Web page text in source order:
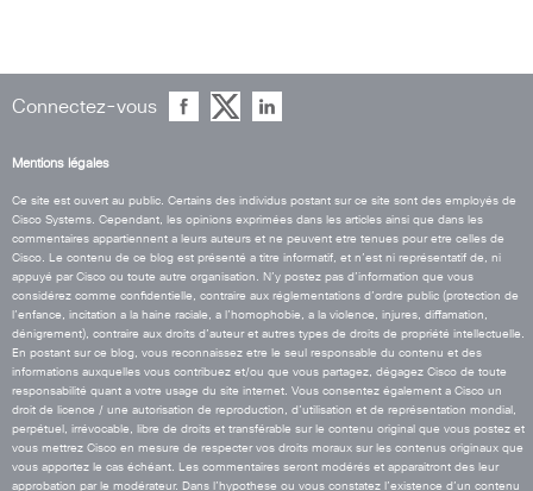
Connectez-vous
Mentions légales
Ce site est ouvert au public. Certains des individus postant sur ce site sont des employés de
Cisco Systems. Cependant, les opinions exprimées dans les articles ainsi que dans les
commentaires appartiennent a leurs auteurs et ne peuvent etre tenues pour etre celles de
Cisco. Le contenu de ce blog est présenté a titre informatif, et n’est ni représentatif de, ni
appuyé par Cisco ou toute autre organisation. N’y postez pas d’information que vous
considérez comme confidentielle, contraire aux réglementations d’ordre public (protection de
l’enfance, incitation a la haine raciale, a l’homophobie, a la violence, injures, diffamation,
dénigrement), contraire aux droits d’auteur et autres types de droits de propriété intellectuelle.
En postant sur ce blog, vous reconnaissez etre le seul responsable du contenu et des
informations auxquelles vous contribuez et/ou que vous partagez, dégagez Cisco de toute
responsabilité quant a votre usage du site internet. Vous consentez également a Cisco un
droit de licence / une autorisation de reproduction, d’utilisation et de représentation mondial,
perpétuel, irrévocable, libre de droits et transférable sur le contenu original que vous postez et
vous mettrez Cisco en mesure de respecter vos droits moraux sur les contenus originaux que
vous apportez le cas échéant. Les commentaires seront modérés et apparaitront des leur
approbation par le modérateur. Dans l’hypothese ou vous constatez l’existence d’un contenu